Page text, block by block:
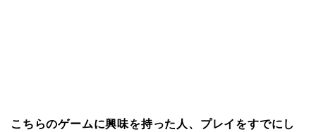
こちらのゲームに興味を持った人、プレイをすでにし